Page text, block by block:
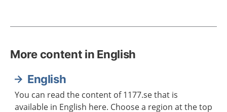
More content in English
English
You can read the content of 1177.se that is
available in English here. Choose a region at the top